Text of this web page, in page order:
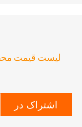
لیست قیمت
اشتراک در